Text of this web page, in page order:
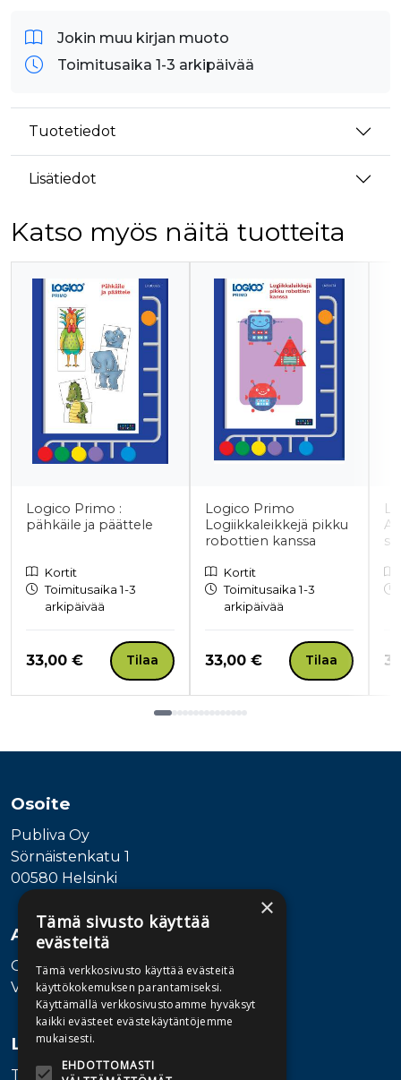
Jokin muu kirjan muoto
Toimitusaika 1-3 arkipäivää
Tuotetiedot
Lisätiedot
Katso myös näitä tuotteita
Tuoteluettelon alku
Logico Primo :
pähkäile ja päättele
Kortit
Toimitusaika 1-3
arkipäivää
Hinta nyt
33,00 € Tilaa
Logico Primo
Logiikkaleikkejä pikku
robottien kanssa
Kortit
Toimitusaika 1-3
arkipäivää
Hinta nyt
33,00 € Tilaa
Osoite
Publiva Oy
Sörnäistenkatu 1
00580 Helsinki
Asiakaspalvelu
Ota yhteyttä
Vaihde: 010 345100
Lisätietoa
Toimitusehdot
×
Tämä sivusto käyttää
evästeitä
Tämä verkkosivusto käyttää evästeitä
käyttökokemuksen parantamiseksi.
Käyttämällä verkkosivustoamme hyväksyt
kaikki evästeet evästekäytäntöjemme
mukaisesti.
EHDOTTOMASTI